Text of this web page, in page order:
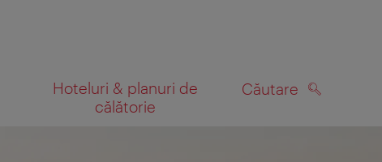
Hoteluri & planuri de
călătorie
Căutare